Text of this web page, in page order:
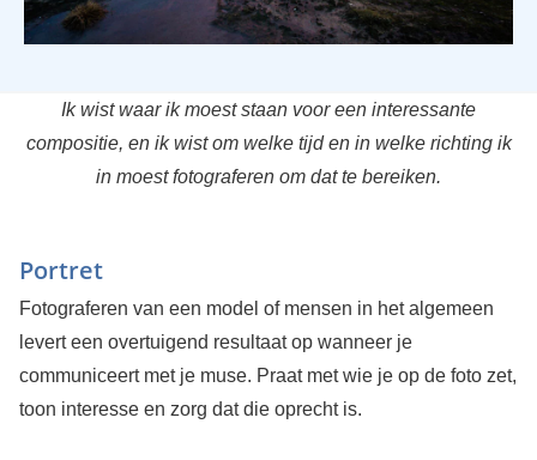
Ik wist waar ik moest staan voor een interessante
compositie, en ik wist om welke tijd en in welke richting ik
in moest fotograferen om dat te bereiken.
Portret
Fotograferen van een model of mensen in het algemeen
levert een overtuigend resultaat op wanneer je
communiceert met je muse. Praat met wie je op de foto zet,
toon interesse en zorg dat die oprecht is.